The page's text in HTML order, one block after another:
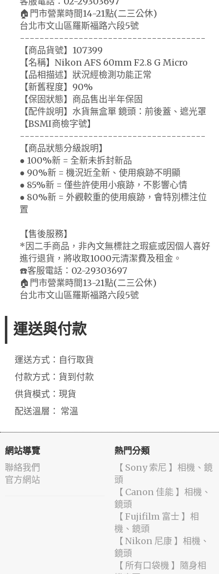
🏠門市營業時間14-21點(二三公休)
台北市文山區羅斯福路六段5號
--------------------------------------
【商品貨號】107399
【名稱】Nikon AFS 60mm F2.8 G Micro
【品相描述】狀況經檢測功能正常
【新舊程度】90%
【保固狀態】商品售出半年保固
【配件說明】水貨無盒單 鏡頭：前後蓋、遮光罩
【BSMI商檢字號】
--------------------------------------
【商品狀態分級說明】
● 100%新 = 全新未拆封新品
● 90%新 = 機況近全新、使用痕跡不明顯
● 85%新 = 僅些許使用小痕跡，不影響心情
● 80%新 = 外觀較重的使用痕跡，會特別標注位
置
【售後服務】
*因二手商品，非內文無標註之瑕疵或因個人喜好
進行退貨，將收取1000元清潔費及租金。
☎️客服電話：02-29303697
🏠門市營業時間13-21點(二三公休)
台北市文山區羅斯福路六段5號
運送與付款
運送方式：自行取貨
付款方式：貨到付款
供貨模式：現貨
配送溫層： 常溫
網站導覽
聯絡我們
官方網站
熱門分類
【 Sony 索尼 】相機、鏡
頭
【 Canon 佳能 】相機、
鏡頭
【 Fujifilm 富士 】相
機、鏡頭
【 Nikon 尼康 】相機、
鏡頭
【 所有口袋機 】隨身相